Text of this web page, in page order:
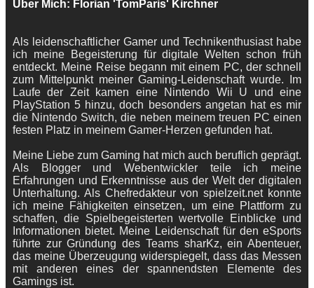
Über Mich: Florian 'TomParis' Kirchner
Als leidenschaftlicher Gamer und Technikenthusiast habe
ich meine Begeisterung für digitale Welten schon früh
entdeckt. Meine Reise begann mit einem PC, der schnell
zum Mittelpunkt meiner Gaming-Leidenschaft wurde. Im
Laufe der Zeit kamen eine Nintendo Wii U und eine
PlayStation 5 hinzu, doch besonders angetan hat es mir
die Nintendo Switch, die neben meinem treuen PC einen
festen Platz in meinem Gamer-Herzen gefunden hat.
Meine Liebe zum Gaming hat mich auch beruflich geprägt.
Als Blogger und Webentwickler teile ich meine
Erfahrungen und Erkenntnisse aus der Welt der digitalen
Unterhaltung. Als Chefredakteur von spielzeit.net konnte
ich meine Fähigkeiten einsetzen, um eine Plattform zu
schaffen, die Spielbegeisterten wertvolle Einblicke und
Informationen bietet. Meine Leidenschaft für den eSports
führte zur Gründung des Teams sharKz, ein Abenteuer,
das meine Überzeugung widerspiegelt, dass das Messen
mit anderen eines der spannendsten Elemente des
Gamings ist.